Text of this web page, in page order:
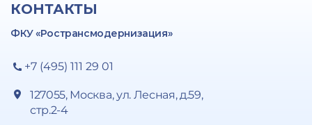
КОНТАКТЫ
ФКУ «Ространсмодернизация»
+7 (495) 111 29 01
127055, Москва, ул. Лесная, д.59,
стр.2-4